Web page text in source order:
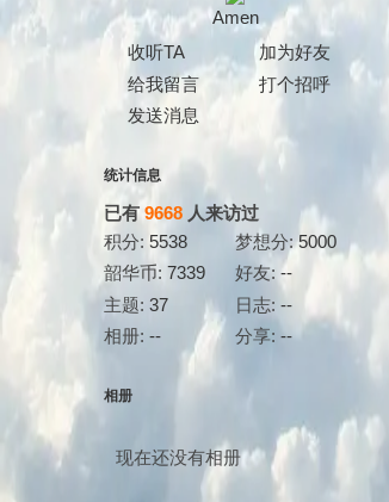
Amen
收听TA
加为好友
给我留言
打个招呼
发送消息
统计信息
已有 9668 人来访过
积分: 5538 梦想分:5000
韶华币: 7339 好友: --
主题: 37 日志: --
相册: -- 分享: --
相册
现在还没有相册